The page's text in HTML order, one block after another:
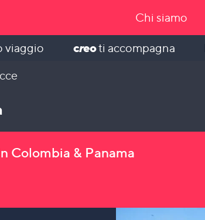
Chi siamo
viaggio
creoti accompagna
Colombia & Panama